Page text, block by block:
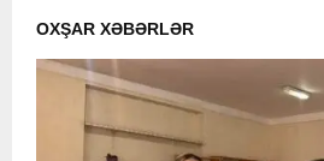
OXŞAR XƏBƏRLƏR